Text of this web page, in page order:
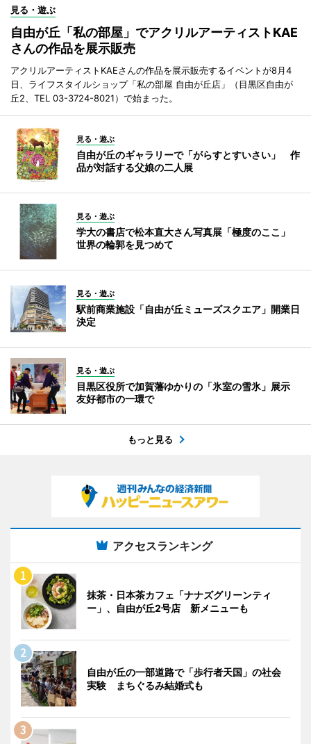
見る・遊ぶ
自由が丘「私の部屋」でアクリルアーティストKAE
さんの作品を展示販売
アクリルアーティストKAEさんの作品を展示販売するイベントが8月4
日、ライフスタイルショップ「私の部屋 自由が丘店」（目黒区自由が
丘2、TEL 03-3724-8021）で始まった。
見る・遊ぶ
自由が丘のギャラリーで「がらすとすいさい」 作
品が対話する父娘の二人展
見る・遊ぶ
学大の書店で松本直大さん写真展「極度のここ」
世界の輪郭を見つめて
見る・遊ぶ
駅前商業施設「自由が丘ミューズスクエア」開業日
決定
見る・遊ぶ
目黒区役所で加賀藩ゆかりの「氷室の雪氷」展示
友好都市の一環で
もっと見る
アクセスランキング
抹茶・日本茶カフェ「ナナズグリーンティ
ー」、自由が丘2号店 新メニューも
自由が丘の一部道路で「歩行者天国」の社会
実験 まちぐるみ結婚式も